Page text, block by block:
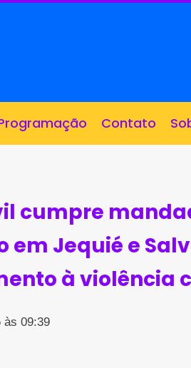
Contato
cumpre
em Jequié e
à violência
às 09:39